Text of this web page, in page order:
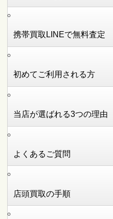
携帯買取LINEで無料査定
初めてご利用される方
当店が選ばれる3つの理由
よくあるご質問
店頭買取の手順